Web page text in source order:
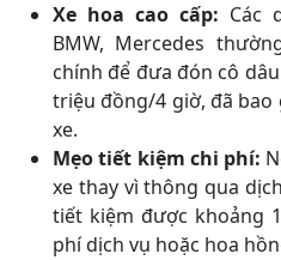
Xe hoa cao cấp: Các
BMW, Mercedes
chính để đưa đón cô
triệu đồng/4 giờ, đã
xe.
Mẹo tiết kiệm chi phí:
xe thay vì thông qua
tiết kiệm được khoảng
phí dịch vụ hoặc hoa